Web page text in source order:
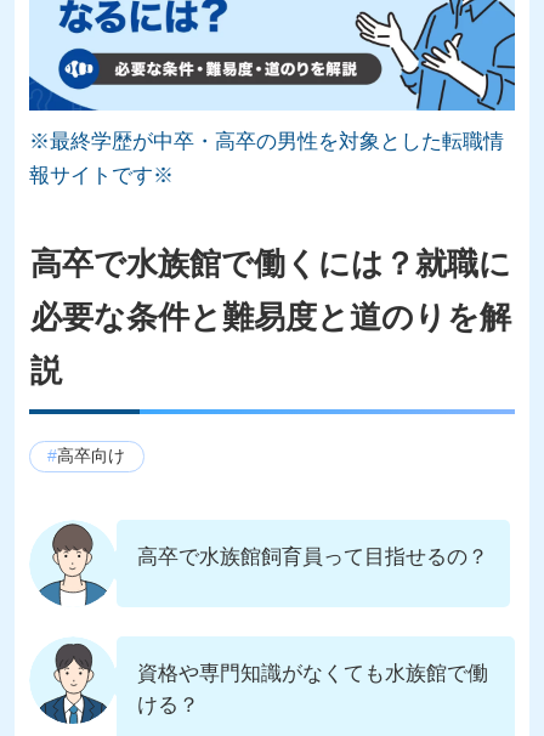
※最終学歴が中卒・高卒の男性を対象とした転職情
報サイトです※
高卒で水族館で働くには？就職に
必要な条件と難易度と道のりを解
説
高卒向け
高卒で水族館飼育員って目指せるの？
資格や専門知識がなくても水族館で働
ける？